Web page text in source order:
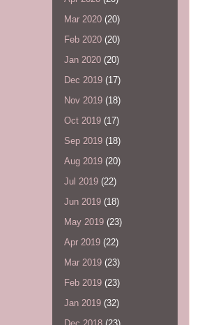
Mar 2020 (20)
Feb 2020 (20)
Jan 2020 (20)
Dec 2019 (17)
Nov 2019 (18)
Oct 2019 (17)
Sep 2019 (18)
Aug 2019 (20)
Jul 2019 (22)
Jun 2019 (18)
May 2019 (23)
Apr 2019 (22)
Mar 2019 (23)
Feb 2019 (23)
Jan 2019 (32)